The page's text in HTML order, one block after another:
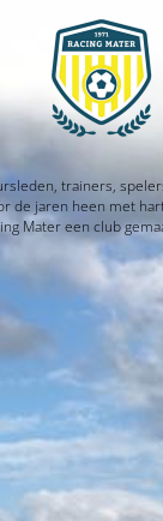
trainers,
de jaren heen met hart
Mater een club